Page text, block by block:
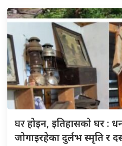
घरहोइन, इतिहासको घर :
जोगाइरहेका दुर्लभ स्मृति र